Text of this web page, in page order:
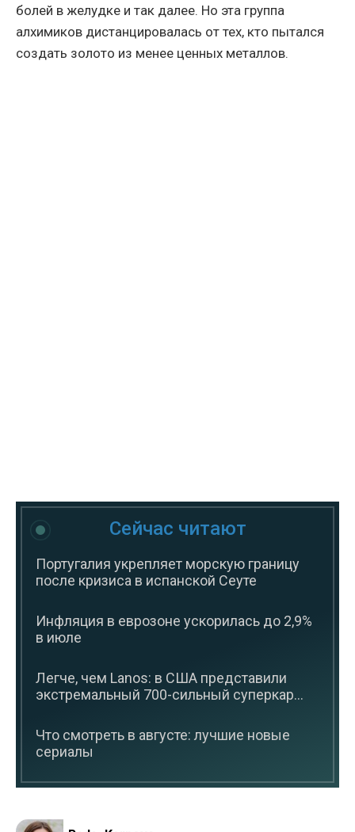
болей в желудке и так далее. Но эта группа
алхимиков дистанцировалась от тех, кто пытался
создать золото из менее ценных металлов.
Сейчас читают
Португалия укрепляет морскую границу
после кризиса в испанской Сеуте
Инфляция в еврозоне ускорилась до 2,9%
в июле
Легче, чем Lanos: в США представили
экстремальный 700-сильный суперкар...
Что смотреть в августе: лучшие новые
сериалы